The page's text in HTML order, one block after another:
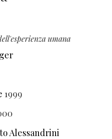
umana
1999
Alessandrini